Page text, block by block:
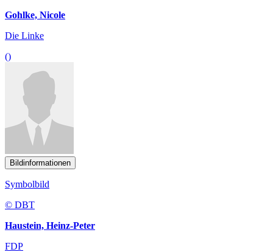
Gohlke, Nicole
Die Linke
()
Bildinformationen
Symbolbild
© DBT
Haustein, Heinz-Peter
FDP